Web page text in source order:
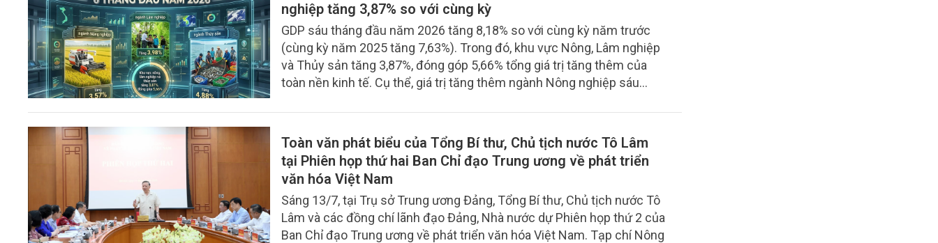
nghiệp tăng 3,87% so với cùng kỳ
GDP sáu tháng đầu năm 2026 tăng 8,18% so với cùng kỳ năm trước
(cùng kỳ năm 2025 tăng 7,63%). Trong đó, khu vực Nông, Lâm nghiệp
và Thủy sản tăng 3,87%, đóng góp 5,66% tổng giá trị tăng thêm của
toàn nền kinh tế. Cụ thể, giá trị tăng thêm ngành Nông nghiệp sáu
3,83% vào mức tăng tổng giá trị tăng thêm của toàn nền kinh tế; ngành
Lâm nghiệp tăng 3,98%, đóng góp 0,27%; ngành Thủy sản tăng 4,88%,
đóng góp 1,56%.
Toàn văn phát biểu của Tổng Bí thư, Chủ tịch nước Tô Lâm
tại Phiên họp thứ hai Ban Chỉ đạo Trung ương về phát triển
văn hóa Việt Nam
Sáng 13/7, tại Trụ sở Trung ương Đảng, Tổng Bí thư, Chủ tịch nước Tô
Lâm và các đồng chí lãnh đạo Đảng, Nhà nước dự Phiên họp thứ 2 của
Ban Chỉ đạo Trung ương về phát triển văn hóa Việt Nam. Tạp chí Nông